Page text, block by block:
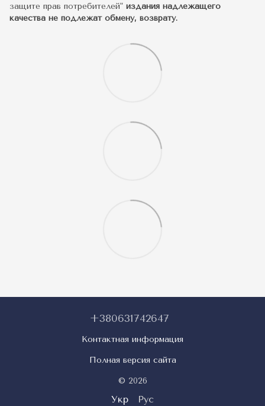
защите прав потребителей" издания надлежащего
качества не подлежат обмену, возврату.
+380631742647
Контактная информация
Полная версия сайта
© 2026
Укр Рус